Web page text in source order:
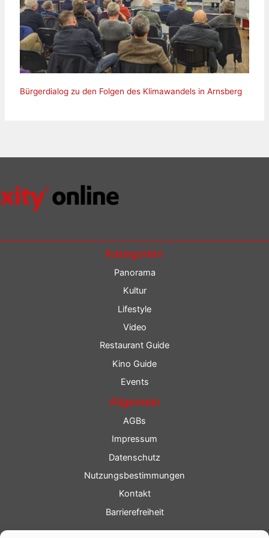
Bürgerdialog zu den Folgen des Klimawandels in Arnsberg
Kategorien
Panorama
Kultur
Lifestyle
Video
Restaurant Guide
Kino Guide
Events
Allgemein
AGBs
Impressum
Datenschutz
Nutzungsbestimmungen
Kontakt
Barrierefreiheit